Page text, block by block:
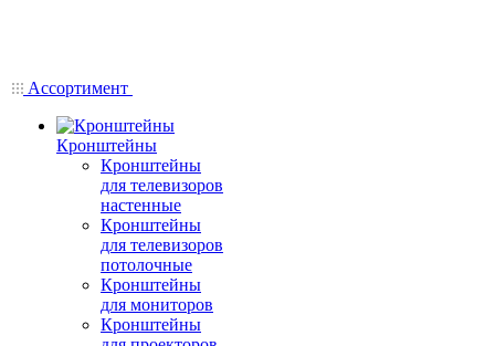
Ассортимент
Кронштейны
Кронштейны
для телевизоров
настенные
Кронштейны
для телевизоров
потолочные
Кронштейны
для мониторов
Кронштейны